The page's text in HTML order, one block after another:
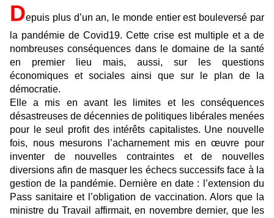
Depuis plus d’un an, le monde entier est bouleversé par
la pandémie de Covid19. Cette crise est multiple et a de
nombreuses conséquences dans le domaine de la santé
en premier lieu mais, aussi, sur les questions
économiques et sociales ainsi que sur le plan de la
démocratie.
Elle a mis en avant les limites et les conséquences
désastreuses de décennies de politiques libérales menées
pour le seul profit des intérêts capitalistes. Une nouvelle
fois, nous mesurons l’acharnement mis en œuvre pour
inventer de nouvelles contraintes et de nouvelles
diversions afin de masquer les échecs successifs face à la
gestion de la pandémie. Dernière en date : l’extension du
Pass sanitaire et l’obligation de vaccination. Alors que la
ministre du Travail affirmait, en novembre dernier, que les